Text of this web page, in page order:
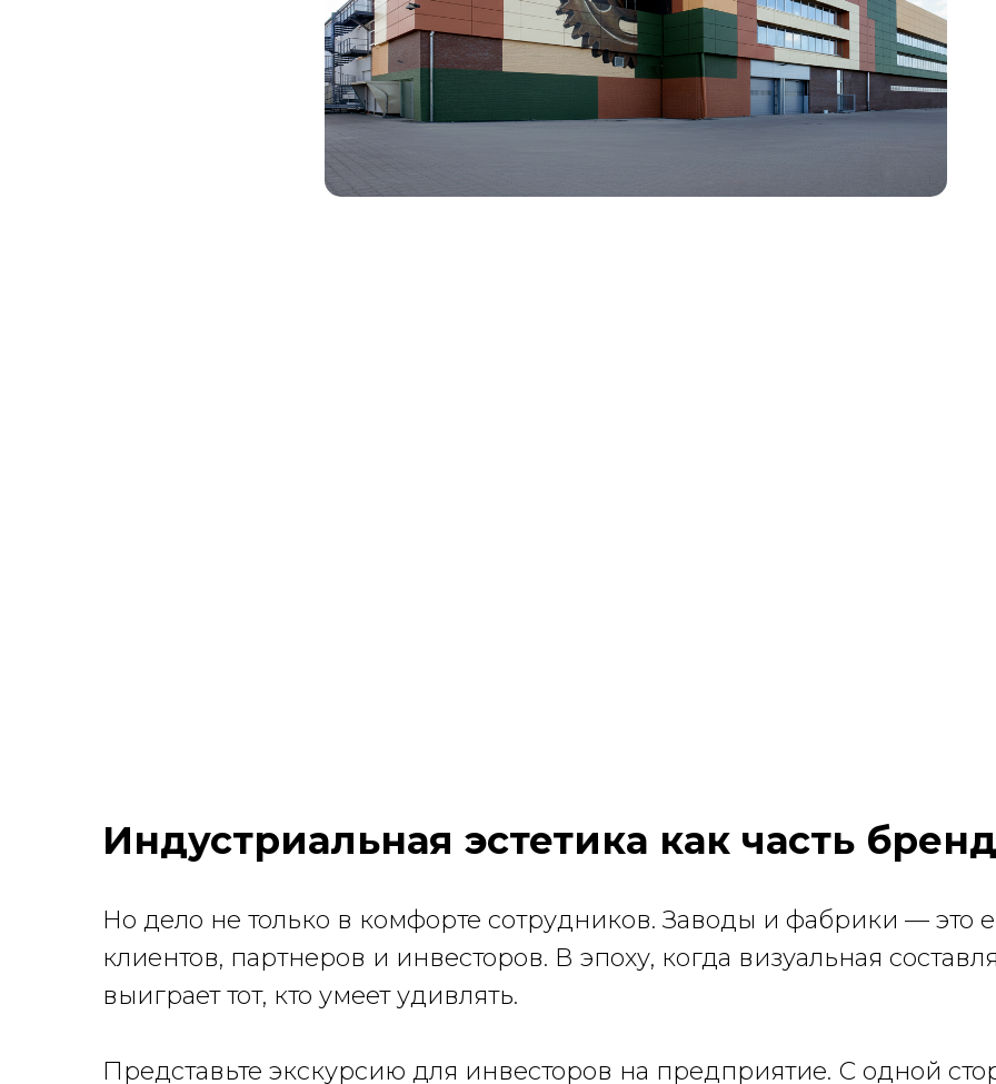
Индустриальная эстетика как часть
Но дело не только в комфорте сотрудников. Заводы и фабрики —
клиентов, партнеров и инвесторов. В эпоху, когда визуальная
выиграет тот, кто умеет удивлять.
Представьте экскурсию для инвесторов на предприятие. С одной